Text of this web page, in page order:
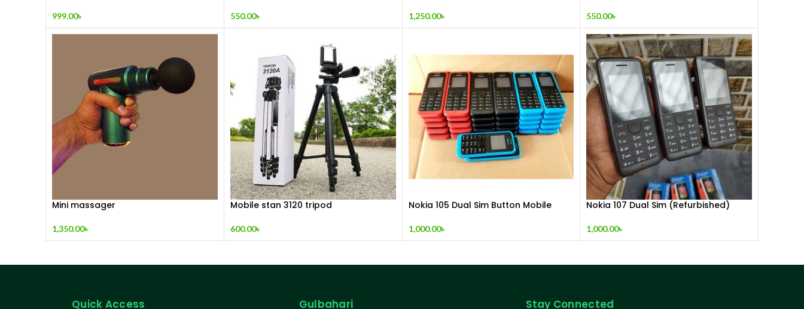
999.00৳ 550.00৳ 1,250.00৳ 550.00৳
Mini massager
1,350.00৳
Mobile stan 3120 tripod
600.00৳
Nokia 105 Dual Sim Button Mobile
1,000.00৳
Nokia 107 Dual Sim (Refurbished)
1,000.00৳
Quick Access Gulbahari Stay Connected